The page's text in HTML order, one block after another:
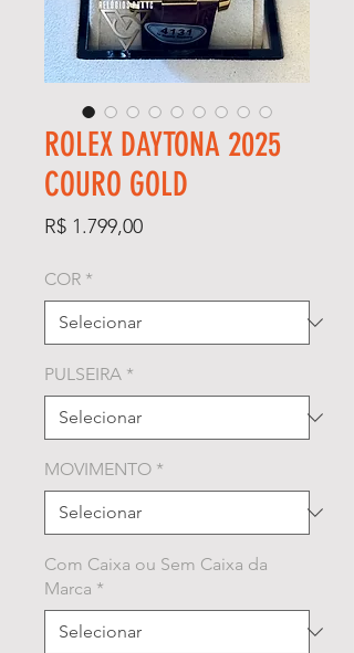
ROLEX DAYTONA 2025
COURO GOLD
R$ 1.799,00Preço
COR *
PULSEIRA *
MOVIMENTO *
Com Caixa ou Sem Caixa da
Marca *